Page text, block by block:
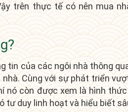
trên thực tế có nên mua
của các ngôi nhà thông
Cùng với sự phát triển
nó còn được xem là hình
duy linh hoạt và hiểu biết